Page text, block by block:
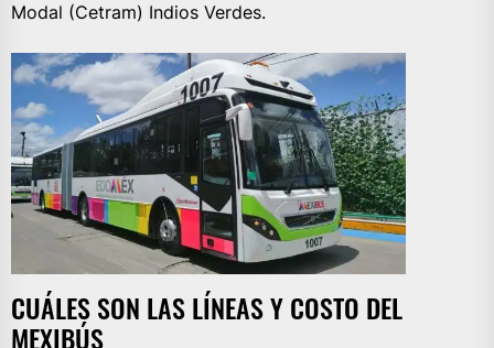
Modal (Cetram) Indios Verdes.
CUÁLES SON LAS LÍNEAS Y COSTO DEL
MEXIBÚS